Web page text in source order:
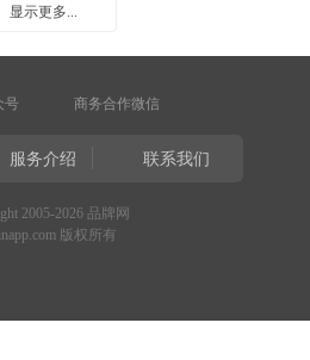
显示更多...
号 商务合作微信
服务介绍 联系我们
2005-2026 品牌网
版权所有